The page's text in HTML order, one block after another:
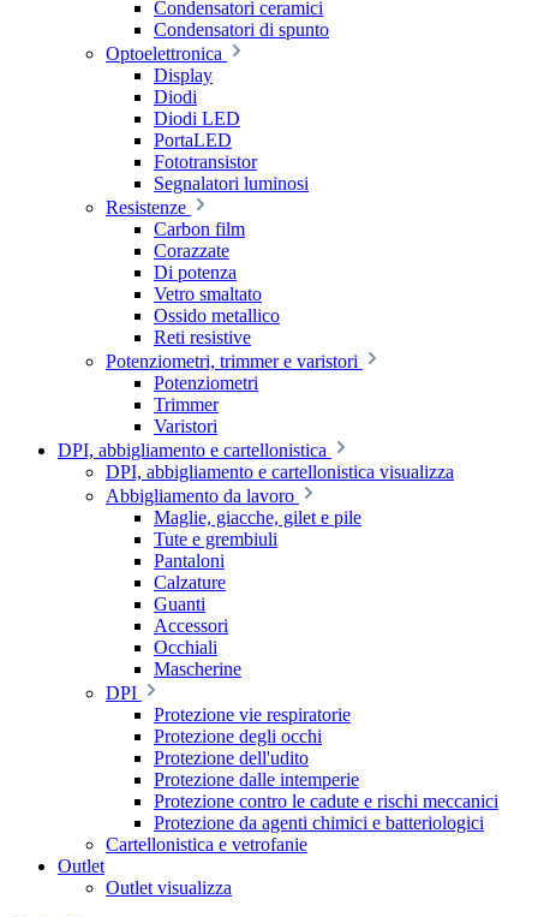
Condensatori ceramici
Condensatori di spunto
Optoelettronica
Display
Diodi
Diodi LED
PortaLED
Fototransistor
Segnalatori luminosi
Resistenze
Carbon film
Corazzate
Di potenza
Vetro smaltato
Ossido metallico
Reti resistive
Potenziometri, trimmer e varistori
Potenziometri
Trimmer
Varistori
DPI, abbigliamento e cartellonistica
DPI, abbigliamento e cartellonistica visualizza
Abbigliamento da lavoro
Maglie, giacche, gilet e pile
Tute e grembiuli
Pantaloni
Calzature
Guanti
Accessori
Occhiali
Mascherine
DPI
Protezione vie respiratorie
Protezione degli occhi
Protezione dell'udito
Protezione dalle intemperie
Protezione contro le cadute e rischi meccanici
Protezione da agenti chimici e batteriologici
Cartellonistica e vetrofanie
Outlet
Outlet visualizza